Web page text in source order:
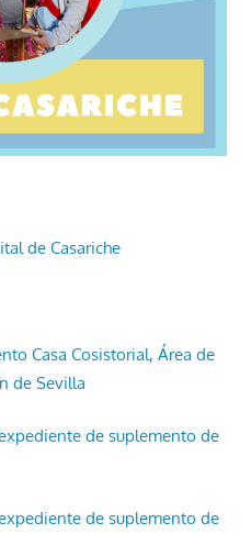
de Casariche
Casa Cosistorial, Área de
de Sevilla
de suplemento de
de suplemento de